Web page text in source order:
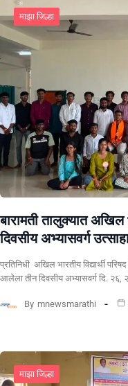
माझा जिल्हा
बारामती तालुक्यात अखिल
दिवसीय अभ्यासवर्ग
प्रतिनिधी अखिल भारतीय विद्यार्थी
आलेला तीन दिवसीय अभ्यासवर्ग दि. २६,
By mnewsmarathi
माझा जिल्हा